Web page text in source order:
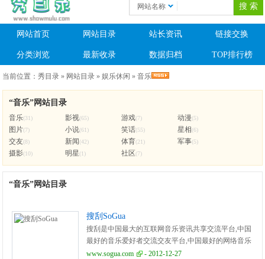
网站名称
网站首页 网站目录 站长资讯 链接交换
分类浏览 最新收录 数据归档 TOP排行榜
当前位置：秀目录 » 网站目录 »娱乐休闲 »音乐
“音乐”网站目录
音乐(31) 影视(65) 游戏(7) 动漫(5)
图片(7) 小说(61) 笑话(55) 星相(6)
交友(8) 新闻(42) 体育(21) 军事(5)
摄影(10) 明星(1) 社区(7)
“音乐”网站目录
搜刮SoGua
搜刮是中国最大的互联网音乐资讯共享交流平台,中国
最好的音乐爱好者交流交友平台,中国最好的网络音乐
人的展示平台,搜刮的使命:娱乐天下, 音乐你我!
www.sogua.com - 2012-12-27